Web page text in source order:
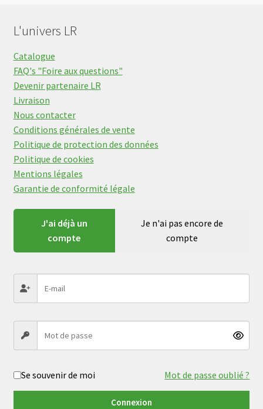
L'univers LR
Catalogue
FAQ's "Foire aux questions"
Devenir partenaire LR
Livraison
Nous contacter
Conditions générales de vente
Politique de protection des données
Politique de cookies
Mentions légales
Garantie de conformité légale
J'ai déjà un
compte
Je n'ai pas encore de
compte
Se souvenir de moi Mot de passe oublié ?
Connexion